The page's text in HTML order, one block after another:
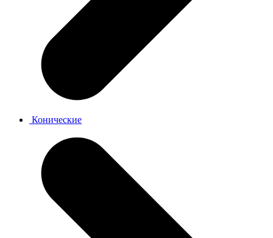
Конические